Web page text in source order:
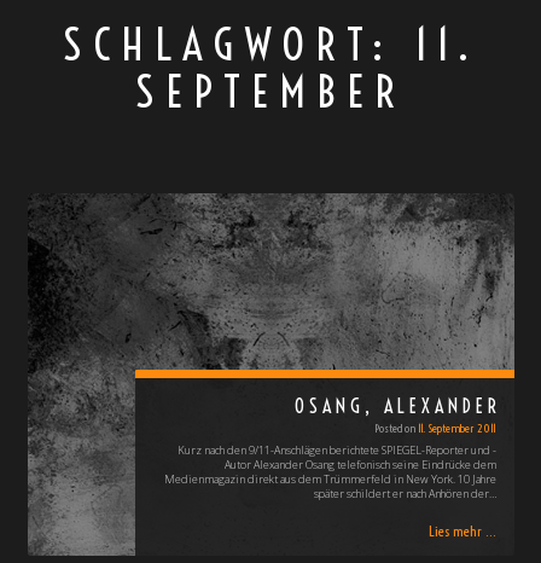
SCHLAGWORT: 11.
SEPTEMBER
OSANG, ALEXANDER
Posted on 11. September 2011
Kurz nach den 9/11-Anschlägen berichtete SPIEGEL-Reporter und -
Autor Alexander Osang telefonisch seine Eindrücke dem
Medienmagazin direkt aus dem Trümmerfeld in New York. 10 Jahre
später schildert er nach Anhören der…
Lies mehr ...